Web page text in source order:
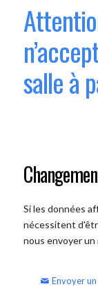
salle à
Si les données
nécessitent
nous envoyer un
Envoyer